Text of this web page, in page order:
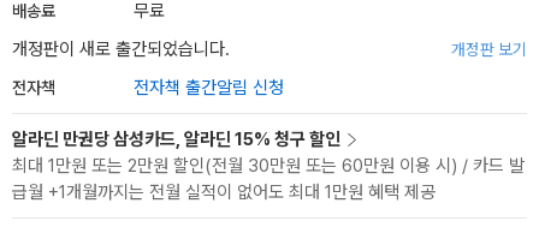
배송료
무료
개정판이 새로 출간되었습니다.
개정판 보기
전자책 전자책 출간알림 신청
알라딘 만권당 삼성카드, 알라딘 15% 청구 할인
최대 1만원 또는 2만원 할인(전월 30만원 또는 60만원 이용 시) / 카드 발
급월 +1개월까지는 전월 실적이 없어도 최대 1만원 혜택 제공